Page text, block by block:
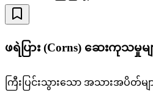
ဖရဲပြား (Corns) ဆေးကုသမှုမျ
ကြီးပြင်းသွားသော အသားအပိတ်